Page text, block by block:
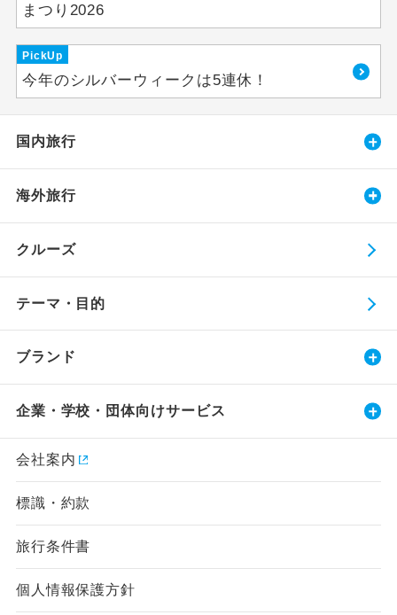
まつり2026
PickUp
今年のシルバーウィークは5連休！
国内旅行
海外旅行
クルーズ
テーマ・目的
ブランド
企業・学校・団体向けサービス
会社案内
標識・約款
旅行条件書
個人情報保護方針